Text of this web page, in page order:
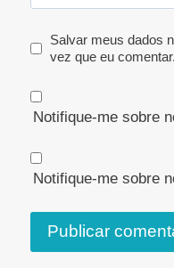
Salvar meus dados
vez que eu comentar.
Notifique-me sobre
Notifique-me sobre